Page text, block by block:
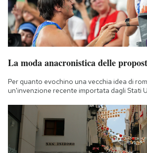
La moda anacronistica delle
Per quanto evochino una vecchia idea di
un'invenzione recente importata dagli Stati